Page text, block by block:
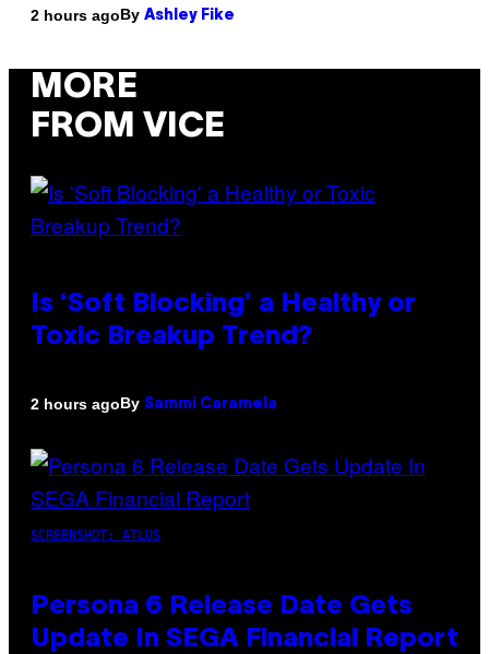
2 hours agoBy Ashley Fike
MORE
FROM VICE
Is ‘Soft Blocking’ a Healthy or
Toxic Breakup Trend?
2 hours agoBy Sammi Caramela
SCREENSHOT: ATLUS
Persona 6 Release Date Gets
Update In SEGA Financial Report